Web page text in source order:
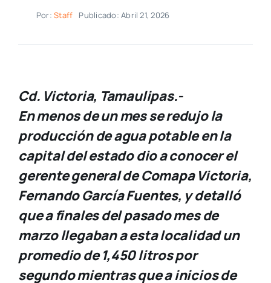
Por:Staff Publicado: Abril 21, 2026
Cd. Victoria, Tamaulipas.-
En menos de un mes se redujo la
producción de agua potable en la
capital del estado dio a conocer el
gerente general de Comapa Victoria,
Fernando García Fuentes, y detalló
que a finales del pasado mes de
marzo llegaban a esta localidad un
promedio de 1,450 litros por
segundo mientras que a inicios de